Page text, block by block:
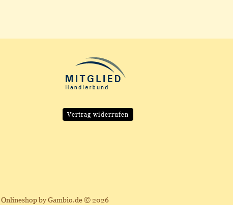
Vertrag widerrufen
Onlineshopby Gambio.de © 2026